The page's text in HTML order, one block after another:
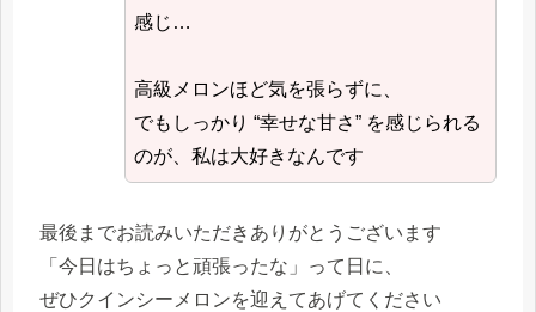
感じ…
高級メロンほど気を張らずに、
でもしっかり “幸せな甘さ” を感じられる
のが、私は大好きなんです
最後までお読みいただきありがとうございます
「今日はちょっと頑張ったな」って日に、
ぜひクインシーメロンを迎えてあげてください